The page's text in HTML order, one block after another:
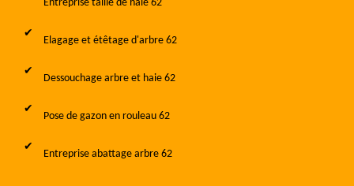
Entreprise taille de haie 62
Elagage et étêtage d'arbre 62
Dessouchage arbre et haie 62
Pose de gazon en rouleau 62
Entreprise abattage arbre 62